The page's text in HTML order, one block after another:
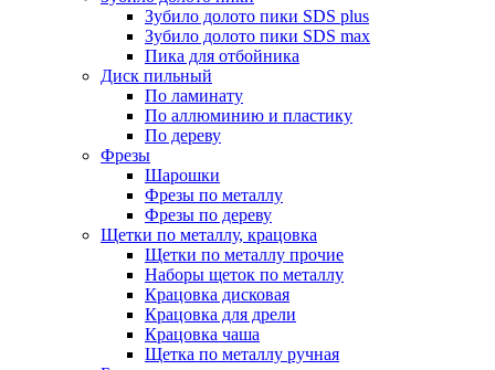
Зубило долото пики SDS plus
Зубило долото пики SDS max
Пика для отбойника
Диск пильный
По ламинату
По аллюминию и пластику
По дереву
Фрезы
Шарошки
Фрезы по металлу
Фрезы по дереву
Щетки по металлу, крацовка
Щетки по металлу прочие
Наборы щеток по металлу
Крацовка дисковая
Крацовка для дрели
Крацовка чаша
Щетка по металлу ручная